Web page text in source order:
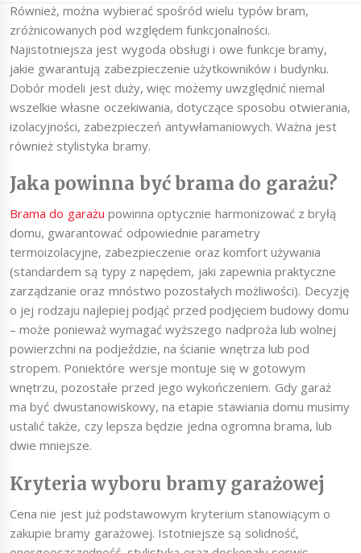
Również, można wybierać spośród wielu typów bram,
zróżnicowanych pod względem funkcjonalności.
Najistotniejsza jest wygoda obsługi i owe funkcje bramy,
jakie gwarantują zabezpieczenie użytkowników i budynku.
Dobór modeli jest duży, więc możemy uwzględnić niemal
wszelkie własne oczekiwania, dotyczące sposobu otwierania,
izolacyjności, zabezpieczeń antywłamaniowych. Ważna jest
również stylistyka bramy.
Jaka powinna być brama do garażu?
Brama do garażu powinna optycznie harmonizować z bryłą
domu, gwarantować odpowiednie parametry
termoizolacyjne, zabezpieczenie oraz komfort używania
(standardem są typy z napędem, jaki zapewnia praktyczne
zarządzanie oraz mnóstwo pozostałych możliwości). Decyzję
o jej rodzaju najlepiej podjąć przed podjęciem budowy domu
– może ponieważ wymagać wyższego nadproża lub wolnej
powierzchni na podjeździe, na ścianie wnętrza lub pod
stropem. Poniektóre wersje montuje się w gotowym
wnętrzu, pozostałe przed jego wykończeniem. Gdy garaż
ma być dwustanowiskowy, na etapie stawiania domu musimy
ustalić także, czy lepsza będzie jedna ogromna brama, lub
dwie mniejsze.
Kryteria wyboru bramy garażowej
Cena nie jest już podstawowym kryterium stanowiącym o
zakupie bramy garażowej. Istotniejsze są solidność,